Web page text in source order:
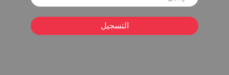
التسجيل